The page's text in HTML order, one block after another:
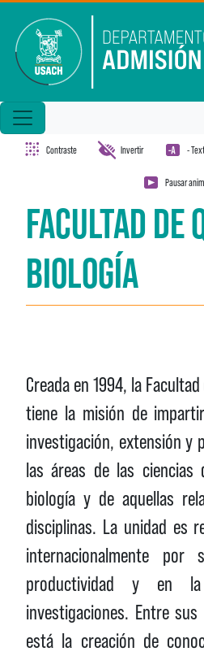
Contraste Invertir -
Pausar
FACULTAD DE
BIOLOGÍA
Creada en 1994, la
tiene la misión de
investigación, extensión y
las áreas de las
biología y de aquellas
disciplinas. La unidad es
internacionalmente
productividad y en
investigaciones. Entre
está la creación de